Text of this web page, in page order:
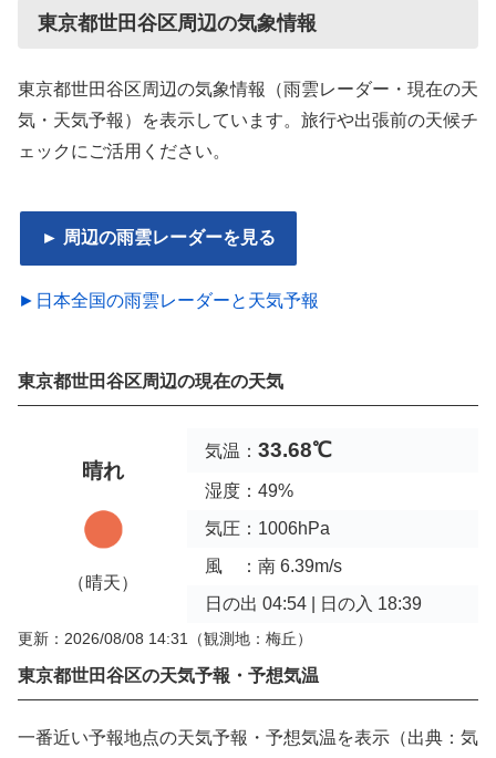
東京都世田谷区周辺の気象情報
東京都世田谷区周辺の気象情報（雨雲レーダー・現在の天
気・天気予報）を表示しています。旅行や出張前の天候チ
ェックにご活用ください。
► 周辺の雨雲レーダーを見る
►日本全国の雨雲レーダーと天気予報
東京都世田谷区周辺の現在の天気
晴れ
（晴天）
気温： 33.68℃
湿度：49%
気圧：1006hPa
風 ：南 6.39m/s
日の出 04:54 | 日の入 18:39
更新：2026/08/08 14:31 （観測地：梅丘）
東京都世田谷区の天気予報・予想気温
一番近い予報地点の天気予報・予想気温を表示（出典：気